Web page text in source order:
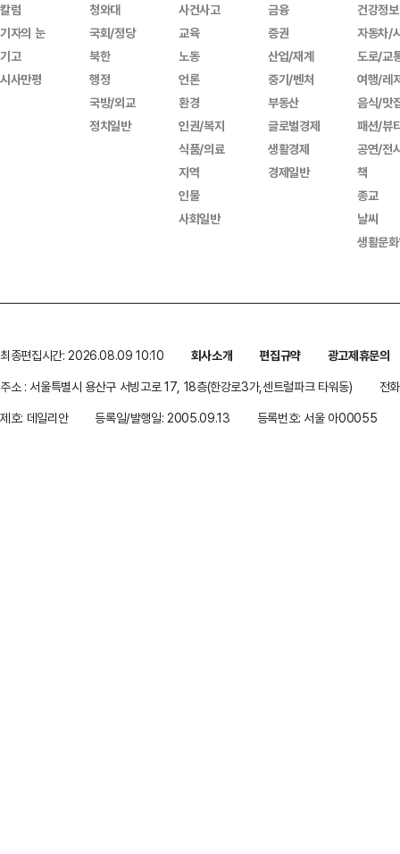
칼럼
기자의 눈
기고
시사만평
청와대
국회/정당
북한
행정
국방/외교
정치일반
사건사고
교육
노동
언론
환경
인권/복지
식품/의료
지역
인물
사회일반
금융
증권
산업/재계
중기/벤처
부동산
글로벌경제
생활경제
경제일반
건강정보
자동차/
도로/교
여행/레
음식/맛
패션/뷰
공연/전
책
종교
날씨
생활문
최종편집시간: 2026.08.09 10:10 회사소개 편집규약
광고제휴문의
주소 : 서울특별시 용산구 서빙고로 17, 18층(한강로3가,센트럴파크 타워동)
전
제호: 데일리안
등록일/발행일: 2005.09.13 등록번호: 서울 아00055